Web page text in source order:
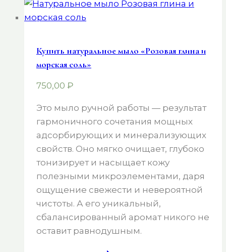
Купить натуральное мыло «Розовая глина и
морская соль»
750,00 ₽
Это мыло ручной работы — результат
гармоничного сочетания мощных
адсорбирующих и минерализующих
свойств. Оно мягко очищает, глубоко
тонизирует и насыщает кожу
полезными микроэлементами, даря
ощущение свежести и невероятной
чистоты. А его уникальный,
сбалансированный аромат никого не
оставит равнодушным.